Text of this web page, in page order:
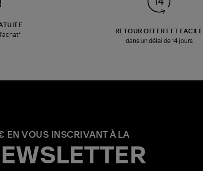
RETOUR OFFERT ET FACILE
dans un délai de 14 jours
EN VOUS INSCRIVANT À LA